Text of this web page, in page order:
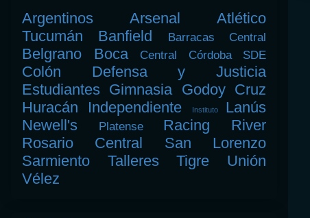
Argentinos Arsenal
Atlético
Tucumán
Banfield Barracas Central
Belgrano Boca Central Córdoba SDE
Colón
Defensa y Justicia
Estudiantes Gimnasia Godoy Cruz
Huracán
Independiente Instituto
Lanús
Newell's
Platense Racing
River
Rosario Central
San Lorenzo
Sarmiento
Talleres Tigre
Unión
Vélez